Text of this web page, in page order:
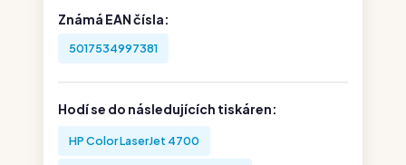
Známá EAN čísla:
5017534997381
Hodí se do následujících tiskáren:
HP Color LaserJet 4700